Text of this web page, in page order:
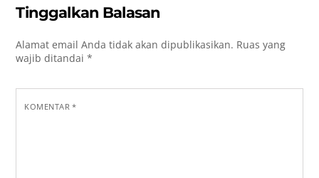
Tinggalkan Balasan
Alamat email Anda tidak akan dipublikasikan. Ruas yang
wajib ditandai*
KOMENTAR*